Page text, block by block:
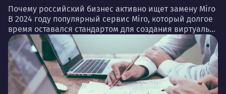
Почему российский бизнес активно ищет замену Miro
В 2024 году популярный сервис Miro, который долгое
время оставался стандартом для создания виртуаль...